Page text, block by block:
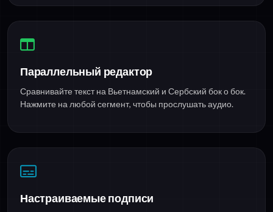
Параллельный редактор
Сравнивайте текст на Вьетнамский и Сербский бок о бок.
Нажмите на любой сегмент, чтобы прослушать аудио.
Настраиваемые подписи